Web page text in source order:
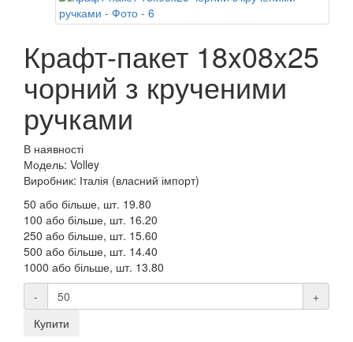
Крафт-пакет 18x08x25
чорний з крученими
ручками
В наявності
Модель: Volley
Виробник: Італія (власний імпорт)
50 або більше, шт. 19.80
100 або більше, шт. 16.20
250 або більше, шт. 15.60
500 або більше, шт. 14.40
1000 або більше, шт. 13.80
-
+
Купити